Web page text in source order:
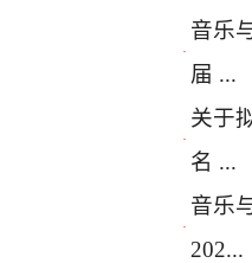
·
音乐
届 ...
·
关于
名 ...
·
音乐
202...